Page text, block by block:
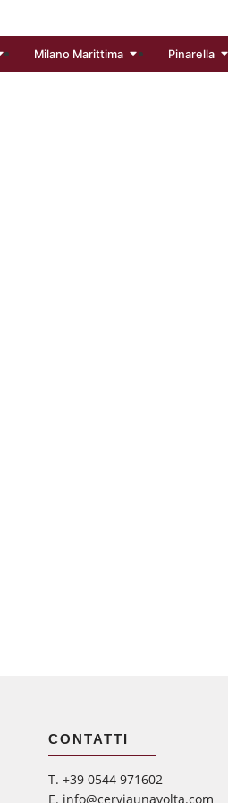
Milano Marittima Pinarella
CONTATTI
‭T. +39 0544 971602
E. info@cerviaunavolta.com